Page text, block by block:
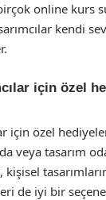
online kurs
kendi
için özel
için özel
veya tasarım
de iyi bir